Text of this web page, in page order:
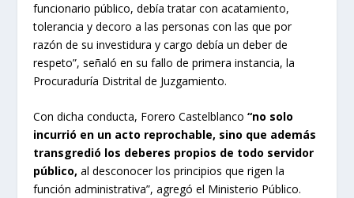
funcionario público, debía tratar con acatamiento,
tolerancia y decoro a las personas con las que por
razón de su investidura y cargo debía un deber de
respeto”, señaló en su fallo de primera instancia, la
Procuraduría Distrital de Juzgamiento.
Con dicha conducta, Forero Castelblanco“no solo
incurrió en un acto reprochable, sino que además
transgredió los deberes propios de todo servidor
público, al desconocer los principios que rigen la
función administrativa”, agregó el Ministerio Público.